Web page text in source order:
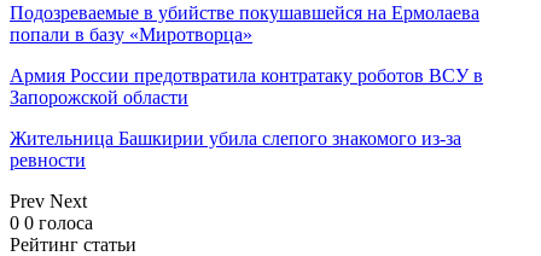
Подозреваемые в убийстве покушавшейся на Ермолаева
попали в базу «Миротворца»
Армия России предотвратила контратаку роботов ВСУ в
Запорожской области
Жительница Башкирии убила слепого знакомого из-за
ревности
Prev Next
0 0 голоса
Рейтинг статьи